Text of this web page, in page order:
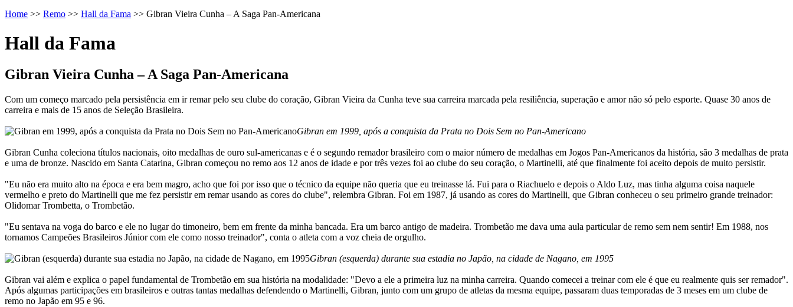
Home >> Remo >> Hall da Fama >> Gibran Vieira Cunha – A Saga Pan-Americana
Hall da Fama
Gibran Vieira Cunha – A Saga Pan-Americana
Com um começo marcado pela persistência em ir remar pelo seu clube do coração, Gibran Vieira da Cunha teve sua carreira marcada pela resiliência, superação e amor não só pelo esporte. Quase 30 anos de
carreira e mais de 15 anos de Seleção Brasileira.
Gibran em 1999, após a conquista da Prata no Dois Sem no Pan-Americano
Gibran Cunha coleciona títulos nacionais, oito medalhas de ouro sul-americanas e é o segundo remador brasileiro com o maior número de medalhas em Jogos Pan-Americanos da história, são 3 medalhas de prata
e uma de bronze. Nascido em Santa Catarina, Gibran começou no remo aos 12 anos de idade e por três vezes foi ao clube do seu coração, o Martinelli, até que finalmente foi aceito depois de muito persistir.
"Eu não era muito alto na época e era bem magro, acho que foi por isso que o técnico da equipe não queria que eu treinasse lá. Fui para o Riachuelo e depois o Aldo Luz, mas tinha alguma coisa naquele
vermelho e preto do Martinelli que me fez persistir em remar usando as cores do clube", relembra Gibran. Foi em 1987, já usando as cores do Martinelli, que Gibran conheceu o seu primeiro grande treinador:
Olidomar Trombetta, o Trombetão.
"Eu sentava na voga do barco e ele no lugar do timoneiro, bem em frente da minha bancada. Era um barco antigo de madeira. Trombetão me dava uma aula particular de remo sem nem sentir! Em 1988, nos
tornamos Campeões Brasileiros Júnior com ele como nosso treinador", conta o atleta com a voz cheia de orgulho.
Gibran (esquerda) durante sua estadia no Japão, na cidade de Nagano, em 1995
Gibran vai além e explica o papel fundamental de Trombetão em sua história na modalidade: "Devo a ele a primeira luz na minha carreira. Quando comecei a treinar com ele é que eu realmente quis ser remador".
Após algumas participações em brasileiros e outras tantas medalhas defendendo o Martinelli, Gibran, junto com um grupo de atletas da mesma equipe, passaram duas temporadas de 3 meses em um clube de
remo no Japão em 95 e 96.